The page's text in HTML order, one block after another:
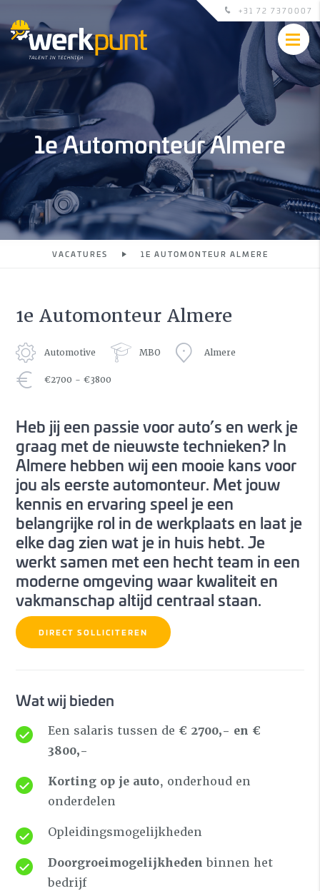
+31 72 7370007
1e Automonteur Almere
VACATURES 1E AUTOMONTEUR ALMERE
1e Automonteur Almere
Automotive MBO Almere
€2700 - €3800
Heb jij een passie voor auto’s en werk je
graag met de nieuwste technieken? In
Almere hebben wij een mooie kans voor
jou als eerste automonteur. Met jouw
kennis en ervaring speel je een
belangrijke rol in de werkplaats en laat je
elke dag zien wat je in huis hebt. Je
werkt samen met een hecht team in een
moderne omgeving waar kwaliteit en
vakmanschap altijd centraal staan.
DIRECT SOLLICITEREN
Wat wij bieden
Een salaris tussen de € 2700,- en €
3800,-
Korting op je auto, onderhoud en
onderdelen
Opleidingsmogelijkheden
Doorgroeimogelijkheden binnen het
bedrijf